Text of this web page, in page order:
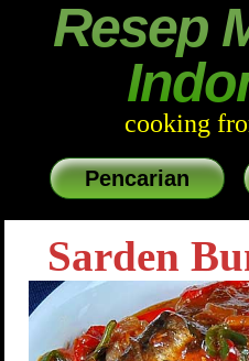
Resep
cooking
Pencarian
Sarden